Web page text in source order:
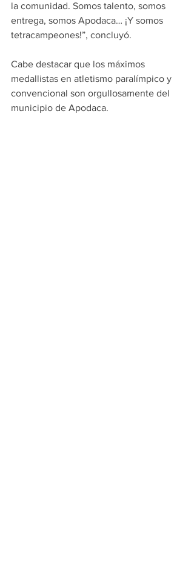
la comunidad. Somos talento, somos
entrega, somos Apodaca… ¡Y somos
tetracampeones!”, concluyó.
Cabe destacar que los máximos
medallistas en atletismo paralímpico y
convencional son orgullosamente del
municipio de Apodaca.